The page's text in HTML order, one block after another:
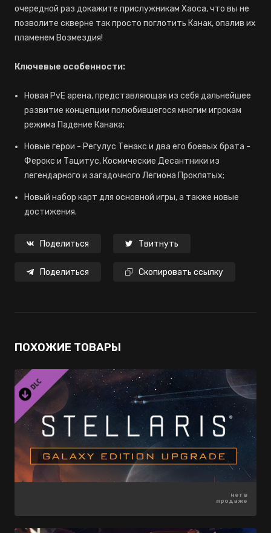
очередной раз докажите прислужникам Хаоса, что вы не
позволите скверне так просто поглотить Канак, опалив их
пламенем Возмездия!
Ключевые особенности:
Новая PvE арена, представляющая из себя дальнейшее
развитие концепции полюбившегося многим игрокам
режима Падение Канака;
Новые герои - Регулус Тенакс и два его боевых брата -
Ферокс и Тацитус, Космические Десантники из
легендарного и загадочного Легиона Проклятых;
Новый набор карт для основной игры, а также новые
достижения.
Поделиться Твитнуть
Поделиться Скопировать ссылку
ПОХОЖИЕ ТОВАРЫ
нет в
продаже
нет в
продаже
нет в
продаже